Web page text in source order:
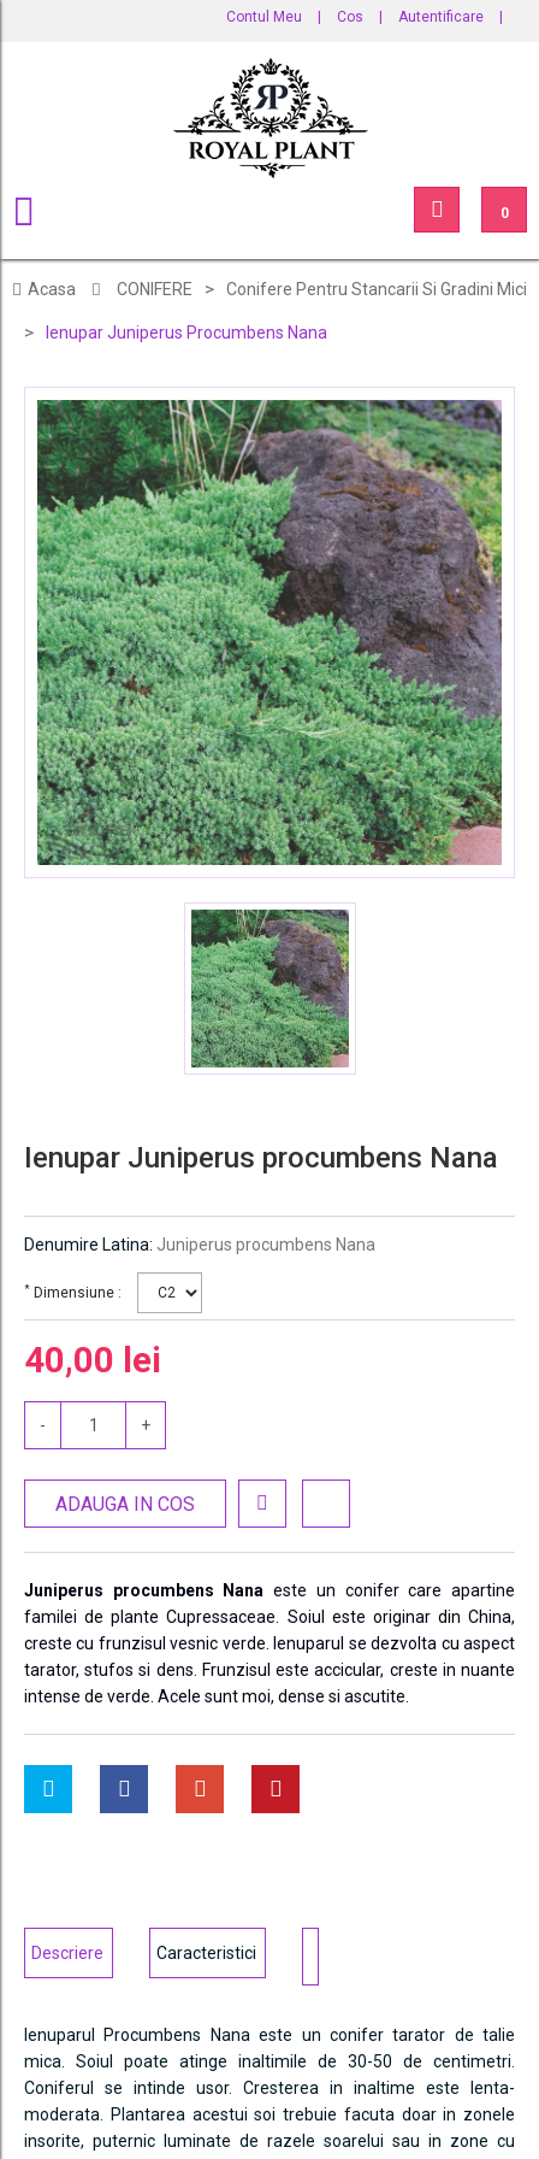
Contul Meu Cos Autentificare
0
Acasa CONIFERE > Conifere Pentru Stancarii Si Gradini Mici
> Ienupar Juniperus Procumbens Nana
Ienupar Juniperus procumbens Nana
Denumire Latina: Juniperus procumbens Nana
* Dimensiune :
40,00 lei
- +
ADAUGA IN COS
Juniperus procumbens Nana este un conifer care apartine
familei de plante Cupressaceae. Soiul este originar din China,
creste cu frunzisul vesnic verde. Ienuparul se dezvolta cu aspect
tarator, stufos si dens. Frunzisul este accicular, creste in nuante
intense de verde. Acele sunt moi, dense si ascutite.
Descriere Caracteristici
Ienuparul Procumbens Nana este un conifer tarator de talie
mica. Soiul poate atinge inaltimile de 30-50 de centimetri.
Coniferul se intinde usor. Cresterea in inaltime este lenta-
moderata. Plantarea acestui soi trebuie facuta doar in zonele
insorite, puternic luminate de razele soarelui sau in zone cu